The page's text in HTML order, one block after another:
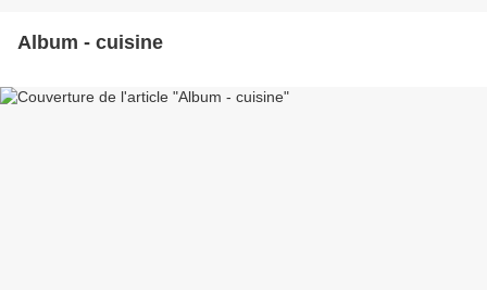
Album - cuisine